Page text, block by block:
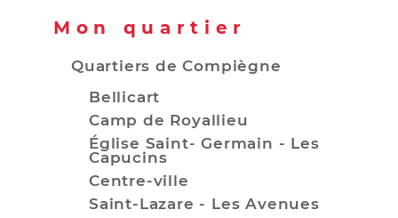
Mon quartier
Quartiers de Compiègne
Bellicart
Camp de Royallieu
Église Saint- Germain - Les
Capucins
Centre-ville
Saint-Lazare - Les Avenues